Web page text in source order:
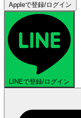
Appleで登録/ログイン
LINEで登録/ログイン